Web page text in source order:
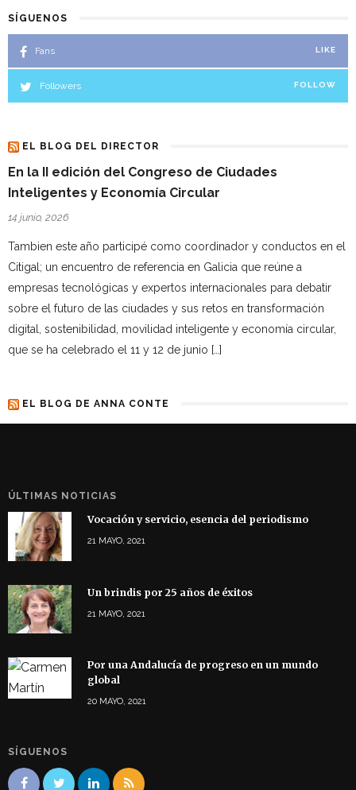
SÍGUENOS
Fans LIKE
Followers FOLLOW
EL BLOG DEL DIRECTOR
En la II edición del Congreso de Ciudades
Inteligentes y Economía Circular
14 junio, 2026
Tambien este año participé como coordinador y conductos en el
Citigal; un encuentro de referencia en Galicia que reúne a
empresas tecnológicas y expertos internacionales para debatir
sobre el futuro de las ciudades y sus retos en transformación
digital, sostenibilidad, movilidad inteligente y economía circular,
que se ha celebrado el 11 y 12 de junio […]
EL BLOG DE ANNA CONTE
ÚLTIMAS NOTICIAS
Vocación y servicio, esencia del periodismo
21 MAYO, 2021
Un brindis por 25 años de éxitos
21 MAYO, 2021
Por una Andalucía de progreso en un mundo
global
20 MAYO, 2021
SÍGUENOS